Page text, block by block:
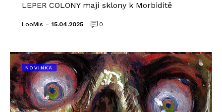
LEPER COLONY mají sklony k Morbiditě
LooMis - 15.04.2025 0
NOVINKA